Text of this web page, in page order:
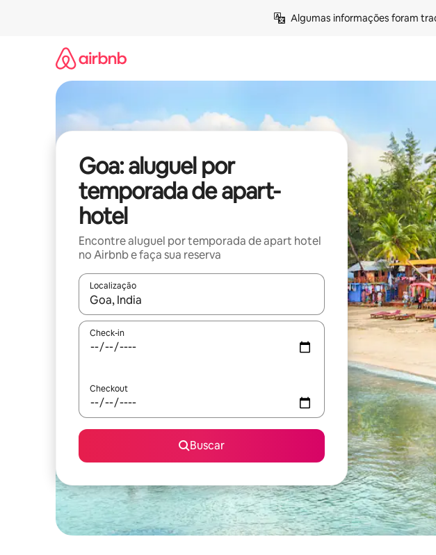
Algumas informações foram
Goa: aluguel por
temporada de apart-
hotel
Encontre aluguel por temporada de apart hotel
no Airbnb e faça sua reserva
Localização
Quando os resultados estiverem disponíveis, explore-os usando as seta
Check-in
Checkout
Buscar